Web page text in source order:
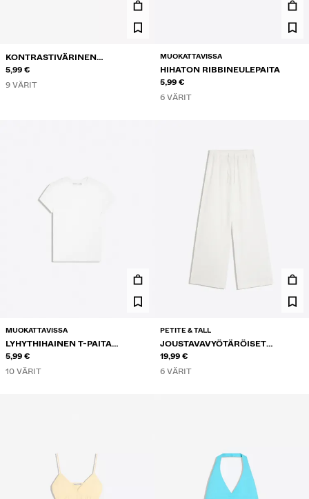
KONTRASTIVÄRINEN
NARUTOPPI
5,99 €
9 VÄRIT
MUOKATTAVISSA
HIHATON RIBBINEULEPAITA
5,99 €
6 VÄRIT
MUOKATTAVISSA
LYHYTHIHAINEN T-PAITA
PYÖREÄLLÄ KAULA-AUKOLLA
5,99 €
10 VÄRIT
PETITE & TALL
JOUSTAVAVYÖTÄRÖISET
HOUSUT
19,99 €
6 VÄRIT